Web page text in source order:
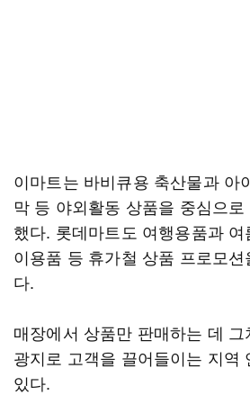
이마트는 바비큐용 축산물과 아
막 등 야외활동 상품을 중심으
했다. 롯데마트도 여행용품과
이용품 등 휴가철 상품 프로모
다.
매장에서 상품만 판매하는 데
광지로 고객을 끌어들이는 지역
있다.